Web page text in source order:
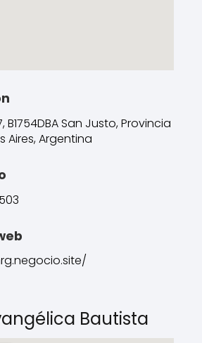
B1754DBA San Justo, Provincia
Aires, Argentina
Bautista